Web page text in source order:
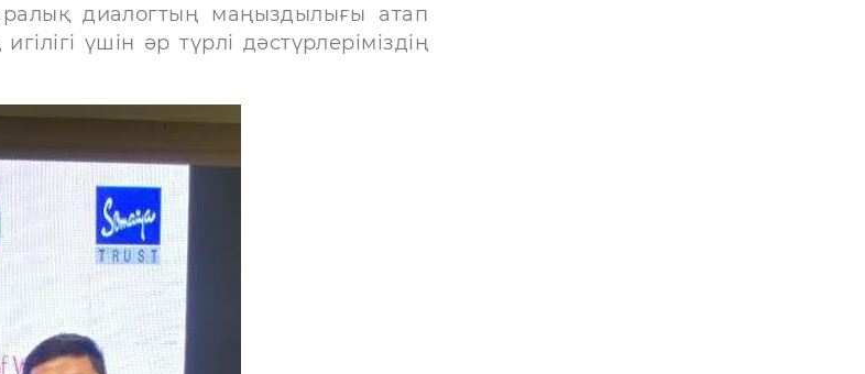
диалогтың маңыздылығы атап
үшін әр түрлі дәстүрлеріміздің